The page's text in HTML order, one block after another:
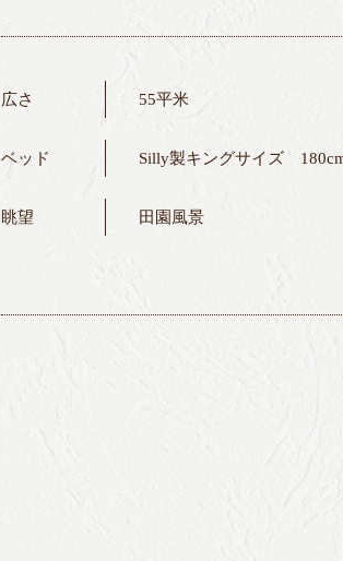
広さ 55平米
ベッド Silly製キングサイズ
眺望 田園風景